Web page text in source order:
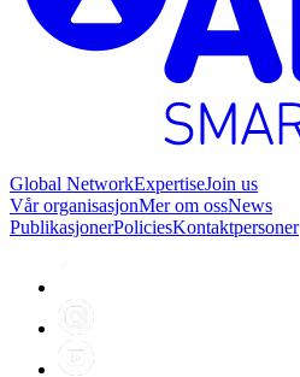
Global NetworkExpertiseJoin us
Vår organisasjonMer om ossNews
PublikasjonerPoliciesKontaktpersoner